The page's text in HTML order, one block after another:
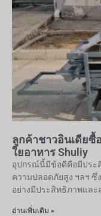
ลูกค้าชาวอินเดียซื้
ใยอาหาร Shuliy
อุปกรณ์นี้มีข้อดีคือมีประ
ความปลอดภัยสูง ฯลฯ ซึ่
อย่างมีประสิทธิภาพแล
อ่านเพิ่มเติม »